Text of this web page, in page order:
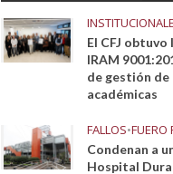
El CFJ
IRAM
de gestión
académicas
FALLOS•FUERO
Condenan a
Hospital